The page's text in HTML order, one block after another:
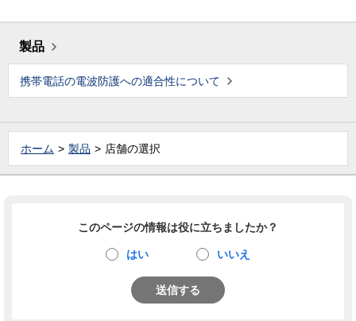
製品
携帯電話の電波防護への適合性について
ホーム 製品 店舗の選択
このページの情報は役に立ちましたか？
はい いいえ
送信する